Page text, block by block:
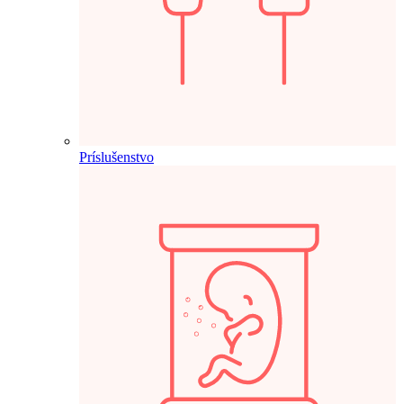
Príslušenstvo